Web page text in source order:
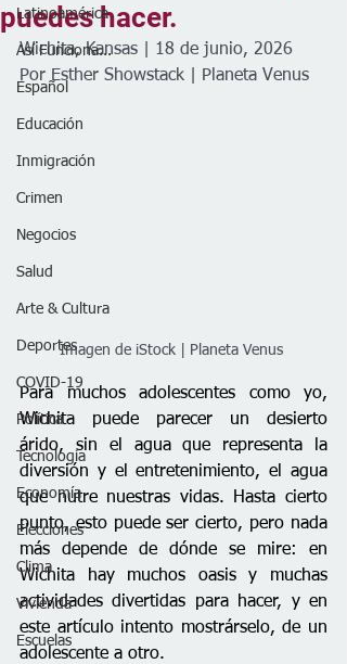
Latinoamérica
Así Funciona...
Español
Educación
Inmigración
Crimen
Negocios
Salud
Arte & Cultura
Deportes
COVID-19
Política
Tecnología
Economía
Elecciones
Clima
Vivienda
Escuelas
puedes hacer.
Wichita, Kansas | 18 de junio, 2026
Por Esther Showstack | Planeta Venus
Imagen de iStock | Planeta Venus
Para muchos adolescentes como yo,
Wichita puede parecer un desierto
árido, sin el agua que representa la
diversión y el entretenimiento, el agua
que nutre nuestras vidas. Hasta cierto
punto, esto puede ser cierto, pero nada
más depende de dónde se mire: en
Wichita hay muchos oasis y muchas
actividades divertidas para hacer, y en
este artículo intento mostrárselo, de un
adolescente a otro.